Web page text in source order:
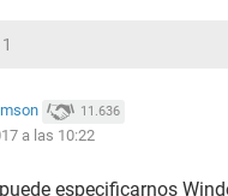
11.636
a las 10:22
especificarnos